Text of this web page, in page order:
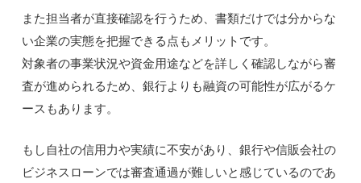
また担当者が直接確認を行うため、書類だけでは分からな
い企業の実態を把握できる点もメリットです。
対象者の事業状況や資金用途などを詳しく確認しながら審
査が進められるため、銀行よりも融資の可能性が広がるケ
ースもあります。
もし自社の信用力や実績に不安があり、銀行や信販会社の
ビジネスローンでは審査通過が難しいと感じているのであ